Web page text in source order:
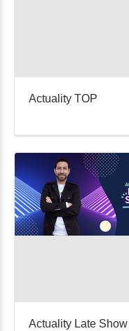
Actuality TOP
Actuality Late Show